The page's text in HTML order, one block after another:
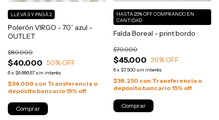
Polerón VIRGO - 70´ azul -
OUTLET
$40.000
$80.000
50% OFF
6x $6.666,67 sin interés
LLEVÁ 3 Y PAGÁ 2
$34.000 con Transferencia o
depósito bancario 15% off
Comprar
Falda Boreal - print bordo
$45.000
$70.000
36% OFF
6x $7.500 sin interés
HASTA 25% OFFCOMPRANDO EN
CANTIDAD
$38.250 con Transferencia o
depósito bancario 15% off
Comprar